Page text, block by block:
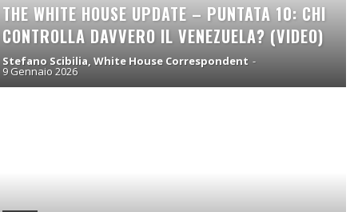
THE WHITE HOUSE UPDATE – PUNTATA 10: CHI
CONTROLLA DAVVERO IL VENEZUELA? (VIDEO)
Stefano Scibilia, White House Correspondent -
9 Gennaio 2026